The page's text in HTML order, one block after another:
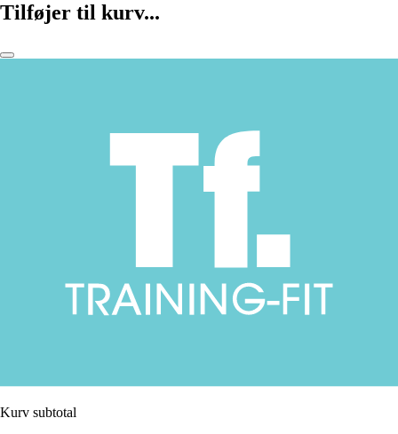
Tilføjer til kurv...
Kurv subtotal